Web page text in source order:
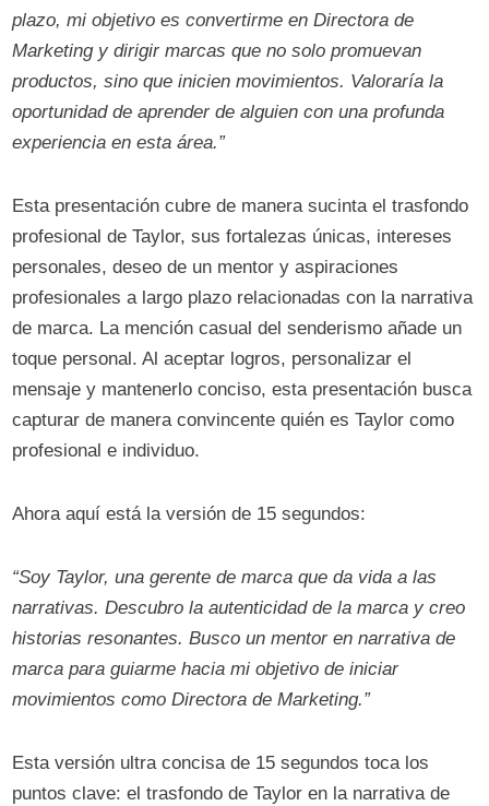
plazo, mi objetivo es convertirme en Directora de
Marketing y dirigir marcas que no solo promuevan
productos, sino que inicien movimientos. Valoraría la
oportunidad de aprender de alguien con una profunda
experiencia en esta área.”
Esta presentación cubre de manera sucinta el trasfondo
profesional de Taylor, sus fortalezas únicas, intereses
personales, deseo de un mentor y aspiraciones
profesionales a largo plazo relacionadas con la narrativa
de marca. La mención casual del senderismo añade un
toque personal. Al aceptar logros, personalizar el
mensaje y mantenerlo conciso, esta presentación busca
capturar de manera convincente quién es Taylor como
profesional e individuo.
Ahora aquí está la versión de 15 segundos:
“Soy Taylor, una gerente de marca que da vida a las
narrativas. Descubro la autenticidad de la marca y creo
historias resonantes. Busco un mentor en narrativa de
marca para guiarme hacia mi objetivo de iniciar
movimientos como Directora de Marketing.”
Esta versión ultra concisa de 15 segundos toca los
puntos clave: el trasfondo de Taylor en la narrativa de